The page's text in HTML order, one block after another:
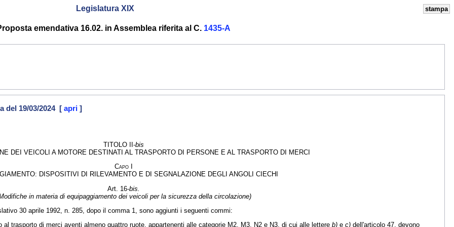
stampa
Legislatura XIX
emendativa 16.02. in Assemblea riferita al C. 1435-A
del 19/03/2024 [ apri ]
TITOLO II-bis
DEI VEICOLI A MOTORE DESTINATI AL TRASPORTO DI PERSONE E AL TRASPORTO DI MERCI
Capo
DISPOSITIVI DI RILEVAMENTO E DI SEGNALAZIONE DEGLI ANGOLI CIECHI
Art. 16-bis.
in materia di equipaggiamento dei veicoli per la sicurezza della circolazione)
30 aprile 1992, n. 285, dopo il comma 1, sono aggiunti i seguenti commi:
trasporto di merci aventi almeno quattro ruote, appartenenti alle categorie M2, M3, N2 e N3, di cui alle lettere b) e c) dell'articolo 47, devono